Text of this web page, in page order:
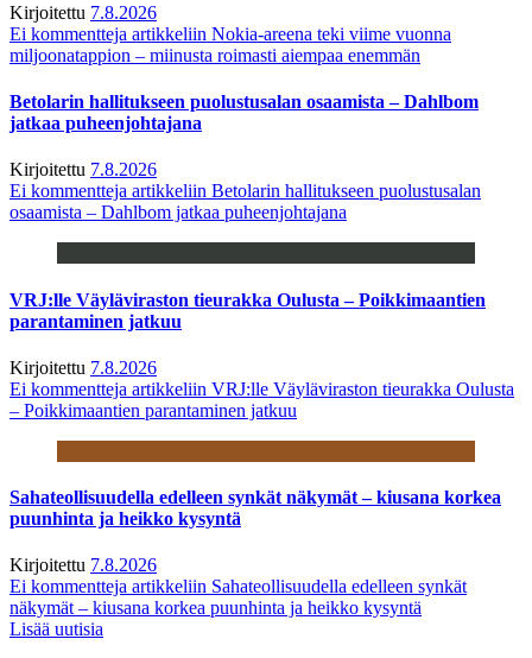
Kirjoitettu 7.8.2026
Ei kommentteja artikkeliin Nokia-areena teki viime vuonna
miljoonatappion – miinusta roimasti aiempaa enemmän
Betolarin hallitukseen puolustusalan osaamista – Dahlbom
jatkaa puheenjohtajana
Kirjoitettu 7.8.2026
Ei kommentteja artikkeliin Betolarin hallitukseen puolustusalan
osaamista – Dahlbom jatkaa puheenjohtajana
VRJ:lle Väyläviraston tieurakka Oulusta – Poikkimaantien
parantaminen jatkuu
Kirjoitettu 7.8.2026
Ei kommentteja artikkeliin VRJ:lle Väyläviraston tieurakka Oulusta
– Poikkimaantien parantaminen jatkuu
Sahateollisuudella edelleen synkät näkymät – kiusana korkea
puunhinta ja heikko kysyntä
Kirjoitettu 7.8.2026
Ei kommentteja artikkeliin Sahateollisuudella edelleen synkät
näkymät – kiusana korkea puunhinta ja heikko kysyntä
Lisää uutisia